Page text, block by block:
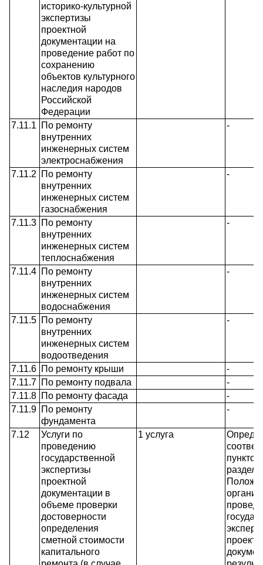
историко-культурной
экспертизы
проектной
документации на
проведение работ по
сохранению
объектов культурного
наследия народов
Российской
Федерации
7.11.1
По ремонту
внутренних
инженерных систем
электроснабжения
-
7.11.2
По ремонту
внутренних
инженерных систем
газоснабжения
-
7.11.3 По ремонту
внутренних
инженерных систем
теплоснабжения
-
7.11.4 По ремонту
внутренних
инженерных систем
водоснабжения
-
7.11.5 По ремонту
внутренних
инженерных систем
водоотведения
-
7.11.6 По ремонту крыши
-
7.11.7 По ремонту подвала
-
7.11.8 По ремонту фасада
-
7.11.9 По ремонту
фундамента
-
7.12
Услуги по
проведению
государственной
экспертизы
проектной
документации в
объеме проверки
достоверности
определения
сметной стоимости
капитального
1 услуга